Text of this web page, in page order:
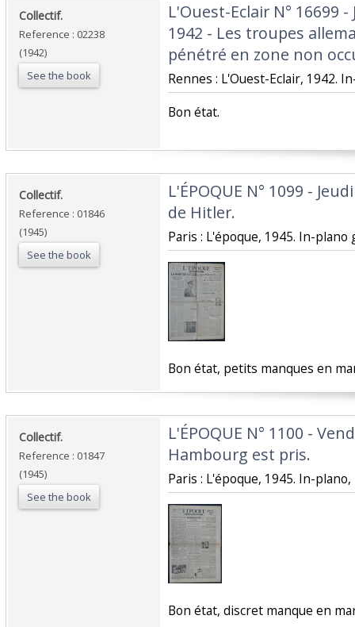
‎Collectif.‎
Reference : 02238
(1942)
See the book
‎L'Ouest-Eclair N° 16699
1942 - Les troupes
pénétré en zone non
‎Rennes : L'Ouest-Eclair, 1942.
‎Bon état.‎
‎Collectif.‎
Reference : 01846
(1945)
See the book
‎L'ÉPOQUE N° 1099 -
de Hitler.‎
‎Paris : L'époque, 1945. In-
‎Bon état, petits manques en
‎Collectif.‎
Reference : 01847
(1945)
See the book
‎L'ÉPOQUE N° 1100 -
Hambourg est pris.‎
‎Paris : L'époque, 1945. In-plano,
‎Bon état, discret manque en